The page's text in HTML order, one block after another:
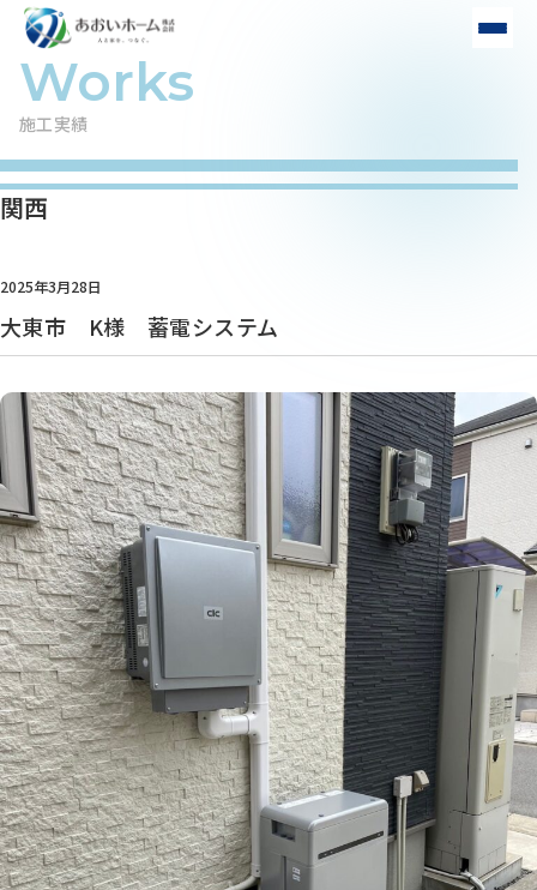
施工実績
関西
2025年3月28日
大東市 K様 蓄電システム